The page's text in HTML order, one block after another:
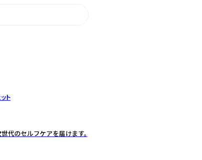
ト
代のセルフケアを届けます。